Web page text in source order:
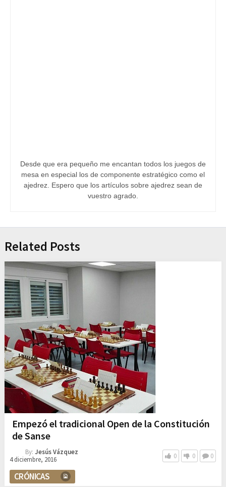
Desde que era pequeño me encantan todos los juegos de
mesa en especial los de componente estratégico como el
ajedrez. Espero que los artículos sobre ajedrez sean de
vuestro agrado.
Related Posts
Empezó el tradicional Open de la Constitución
de Sanse
By: Jesús Vázquez
4 diciembre, 2016
0 0 0
CRÓNICAS